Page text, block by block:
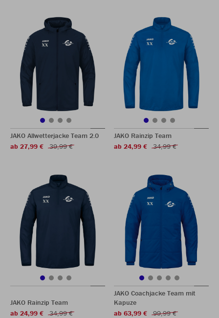
JAKO Allwetterjacke Team 2.0
ab 27,99 €
39,99 €
JAKO Rainzip Team
ab 24,99 €
34,99 €
JAKO Rainzip Team
ab 24,99 €
34,99 €
JAKO Coachjacke Team mit
Kapuze
ab 63,99 €
99,99 €